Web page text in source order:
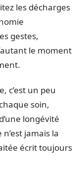
les décharges
gestes,
le moment
c’est un peu
soin,
longévité
jamais la
écrit toujours